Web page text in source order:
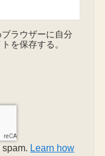
ラウザーに自分
を保存する。
Learn how